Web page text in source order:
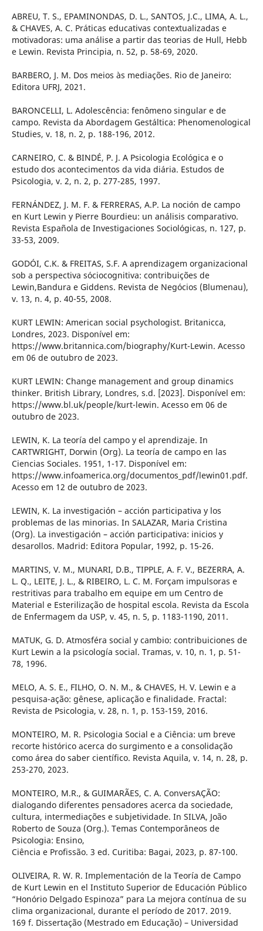
ABREU, T. S., EPAMINONDAS, D. L., SANTOS, J.C., LIMA, A. L.,
& CHAVES, A. C. Práticas educativas contextualizadas e
motivadoras: uma análise a partir das teorias de Hull, Hebb
e Lewin. Revista Principia, n. 52, p. 58-69, 2020.
BARBERO, J. M. Dos meios às mediações. Rio de Janeiro:
Editora UFRJ, 2021.
BARONCELLI, L. Adolescência: fenômeno singular e de
campo. Revista da Abordagem Gestáltica: Phenomenological
Studies, v. 18, n. 2, p. 188-196, 2012.
CARNEIRO, C. & BINDÉ, P. J. A Psicologia Ecológica e o
estudo dos acontecimentos da vida diária. Estudos de
Psicologia, v. 2, n. 2, p. 277-285, 1997.
FERNÁNDEZ, J. M. F. & FERRERAS, A.P. La noción de campo
en Kurt Lewin y Pierre Bourdieu: un análisis comparativo.
Revista Española de Investigaciones Sociológicas, n. 127, p.
33-53, 2009.
GODÓI, C.K. & FREITAS, S.F. A aprendizagem organizacional
sob a perspectiva sóciocognitiva: contribuições de
Lewin,Bandura e Giddens. Revista de Negócios (Blumenau),
v. 13, n. 4, p. 40-55, 2008.
KURT LEWIN: American social psychologist. Britanicca,
Londres, 2023. Disponível em:
https://www.britannica.com/biography/Kurt-Lewin. Acesso
em 06 de outubro de 2023.
KURT LEWIN: Change management and group dinamics
thinker. British Library, Londres, s.d. [2023]. Disponível em:
https://www.bl.uk/people/kurt-lewin. Acesso em 06 de
outubro de 2023.
LEWIN, K. La teoría del campo y el aprendizaje. In
CARTWRIGHT, Dorwin (Org). La teoría de campo en las
Ciencias Sociales. 1951, 1-17. Disponível em:
https://www.infoamerica.org/documentos_pdf/lewin01.pdf.
Acesso em 12 de outubro de 2023.
LEWIN, K. La investigación – acción participativa y los
problemas de las minorias. In SALAZAR, Maria Cristina
(Org). La investigación – acción participativa: inicios y
desarollos. Madrid: Editora Popular, 1992, p. 15-26.
MARTINS, V. M., MUNARI, D.B., TIPPLE, A. F. V., BEZERRA, A.
L. Q., LEITE, J. L., & RIBEIRO, L. C. M. Forçam impulsoras e
restritivas para trabalho em equipe em um Centro de
Material e Esterilização de hospital escola. Revista da Escola
de Enfermagem da USP, v. 45, n. 5, p. 1183-1190, 2011.
MATUK, G. D. Atmosféra social y cambio: contribuiciones de
Kurt Lewin a la psicología social. Tramas, v. 10, n. 1, p. 51-
78, 1996.
MELO, A. S. E., FILHO, O. N. M., & CHAVES, H. V. Lewin e a
pesquisa-ação: gênese, aplicação e finalidade. Fractal:
Revista de Psicologia, v. 28, n. 1, p. 153-159, 2016.
MONTEIRO, M. R. Psicologia Social e a Ciência: um breve
recorte histórico acerca do surgimento e a consolidação
como área do saber científico. Revista Aquila, v. 14, n. 28, p.
253-270, 2023.
MONTEIRO, M.R., & GUIMARÃES, C. A. ConversAÇÃO:
dialogando diferentes pensadores acerca da sociedade,
cultura, intermediações e subjetividade. In SILVA, João
Roberto de Souza (Org.). Temas Contemporâneos de
Psicologia: Ensino,
Ciência e Profissão. 3 ed. Curitiba: Bagai, 2023, p. 87-100.
OLIVEIRA, R. W. R. Implementación de la Teoría de Campo
de Kurt Lewin en el Instituto Superior de Educación Público
“Honório Delgado Espinoza” para La mejora contínua de su
clima organizacional, durante el período de 2017. 2019.
169 f. Dissertação (Mestrado em Educação) – Universidad